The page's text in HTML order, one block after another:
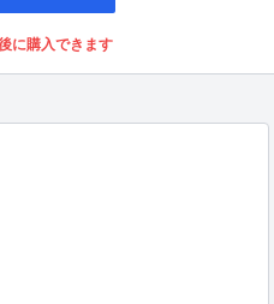
に購入できます